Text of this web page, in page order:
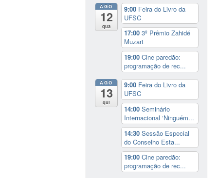
AGO
12
qua
9:00 Feira do Livro da
UFSC
17:003º Prêmio Zahidé
Muzart
19:00Cine paredão:
programação de rec...
AGO
13
qui
9:00 Feira do Livro da
UFSC
14:00Seminário
Internacional ‘Ninguém...
14:30Sessão Especial
do Conselho Esta...
19:00Cine paredão:
programação de rec...